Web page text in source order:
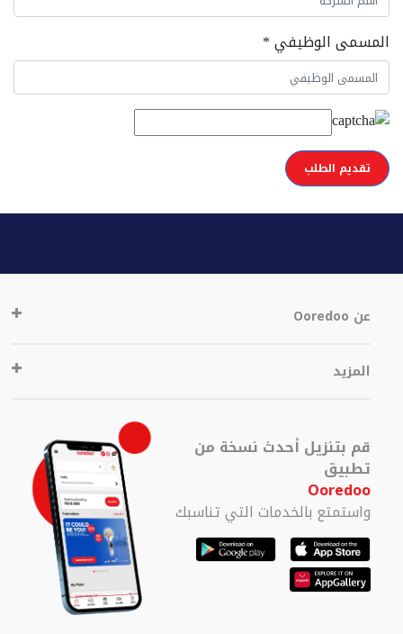
المسمى الوظيفي*
عن Ooredoo
المزيد
قم بتنزيل أحدث نسخة من
تطبيق
Ooredoo
واستمتع بالخدمات التي تناسبك